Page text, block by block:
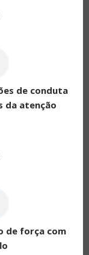
de conduta
da atenção
de força com